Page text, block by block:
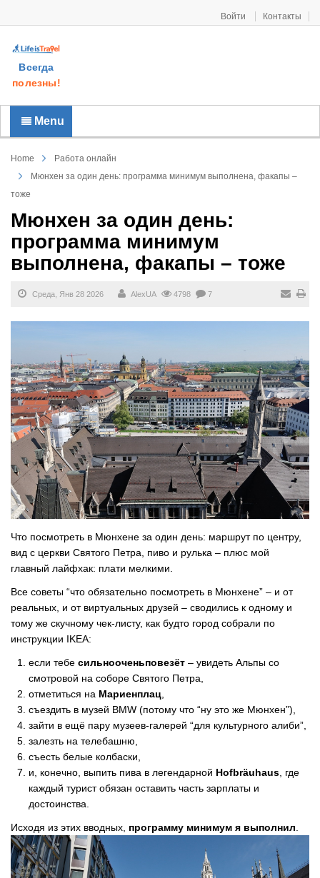
Войти Контакты
Всегда
полезны!
Menu
Home
Работа онлайн
Мюнхен за один день: программа минимум выполнена, факапы –
тоже
Мюнхен за один день:
программа минимум
выполнена, факапы – тоже
Среда, Янв 28 2026 AlexUA 4798 7
Что посмотреть в Мюнхене за один день: маршрут по центру,
вид с церкви Святого Петра, пиво и рулька – плюс мой
главный лайфхак: плати мелкими.
Все советы “что обязательно посмотреть в Мюнхене” – и от
реальных, и от виртуальных друзей – сводились к одному и
тому же скучному чек-листу, как будто город собрали по
инструкции IKEA:
если тебе сильнооченьповезёт – увидеть Альпы со
смотровой на соборе Святого Петра,
отметиться на Мариенплац,
съездить в музей BMW (потому что “ну это же Мюнхен”),
зайти в ещё пару музеев-галерей “для культурного алиби”,
залезть на телебашню,
съесть белые колбаски,
и, конечно, выпить пива в легендарной Hofbräuhaus, где
каждый турист обязан оставить часть зарплаты и
достоинства.
Исходя из этих вводных, программу минимум я выполнил.